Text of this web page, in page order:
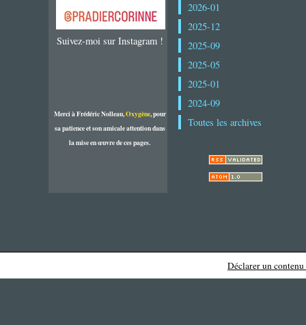
Suivez-moi sur Instagram !
Merci à Frédéric Nolleau,Oxygène, pour
sa patience et son amicale attention dans
la mise en œuvre de ces pages.
2026-01
2025-12
2025-09
2025-05
2025-01
2024-09
Toutes les archives
Déclarer un